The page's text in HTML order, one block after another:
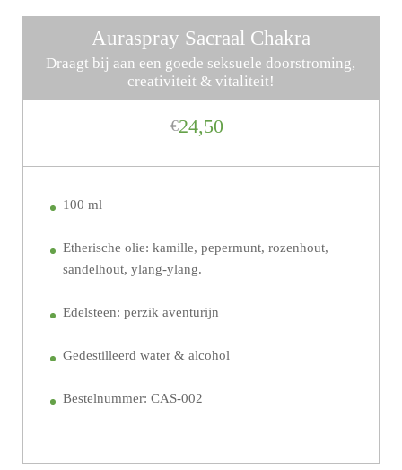
Auraspray Sacraal Chakra
Draagt bij aan een goede seksuele doorstroming,
creativiteit & vitaliteit!
€24,50
100 ml
Etherische olie: kamille, pepermunt, rozenhout,
sandelhout, ylang-ylang.
Edelsteen: perzik aventurijn
Gedestilleerd water & alcohol
Bestelnummer: CAS-002